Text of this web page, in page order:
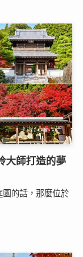
大師打造的夢
園的話，那麼位於